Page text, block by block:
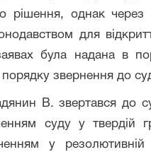
рішення, однак через
для
була надана в
порядку звернення до
В. звертався до
суду у твердій
у резолютивній